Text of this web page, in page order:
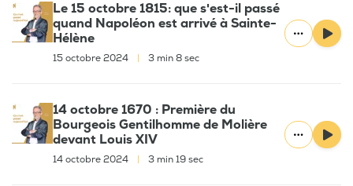
Le 15 octobre 1815: que s'est-il passé
quand Napoléon est arrivé à Sainte-
Hélène
15 octobre 2024 3 min 8 sec
14 octobre 1670 : Première du
Bourgeois Gentilhomme de Molière
devant Louis XIV
14 octobre 2024 3 min 19 sec